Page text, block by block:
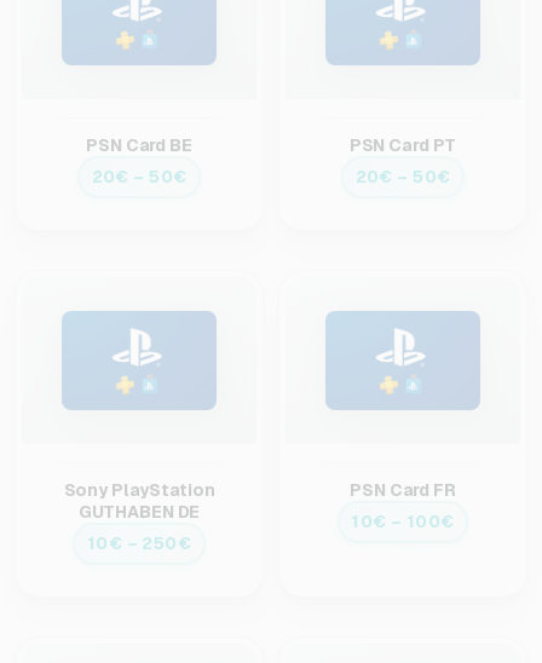
PSN Card BE
20€ – 50€
PSN Card PT
20€ – 50€
Sony PlayStation
GUTHABEN DE
10€ – 250€
PSN Card FR
10€ – 100€